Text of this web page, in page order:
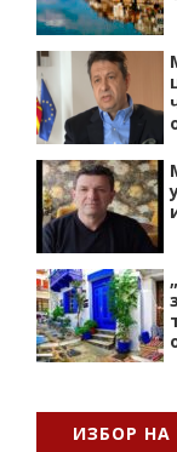
ИЗБОР НА